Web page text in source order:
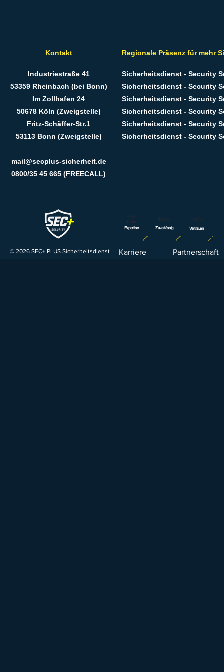
Kontakt
Industriestraße 41
53359 Rheinbach (bei Bonn)
Im Zollhafen 24
50678 Köln (Zweigstelle)
Fritz-Schäffer-Str.1
53113 Bonn (Zweigstelle)
mail@secplus-sicherheit.de
0800/35 45 665 (FREECALL)
© 2026 SEC+ PLUS Sicherheitsdienst
Regionale Präsenz für mehr
Sicherheitsdienst - Security
Sicherheitsdienst - Security
Sicherheitsdienst - Security
Sicherheitsdienst - Security
Sicherheitsdienst - Security
Sicherheitsdienst - Security
Expertise
+16
Jahre
100%
Zuverlässig
100%
Vertrauen
Karriere Partnerschaft